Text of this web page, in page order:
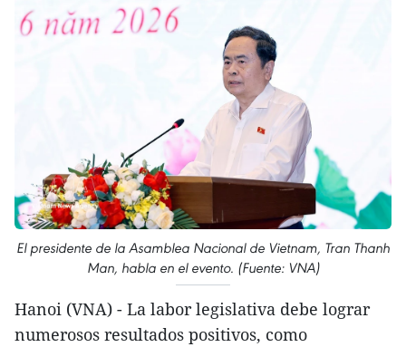
El presidente de la Asamblea Nacional de Vietnam, Tran Thanh
Man, habla en el evento. (Fuente: VNA)
Hanoi (VNA) - La labor legislativa debe lograr
numerosos resultados positivos, como